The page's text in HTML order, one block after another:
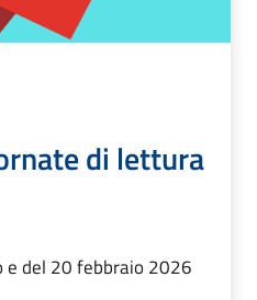
di lettura
e del 20 febbraio 2026